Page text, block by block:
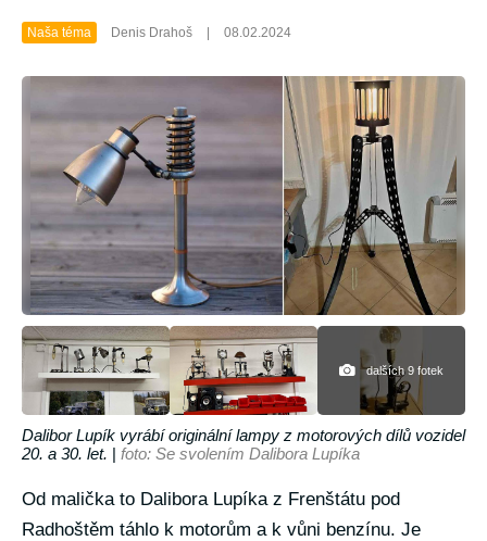
Naša téma Denis Drahoš 08.02.2024
dalších 9 fotek
Dalibor Lupík vyrábí originální lampy z motorových dílů vozidel
20. a 30. let. | foto: Se svolením Dalibora Lupíka
Od malička to Dalibora Lupíka z Frenštátu pod
Radhoštěm táhlo k motorům a k vůni benzínu. Je